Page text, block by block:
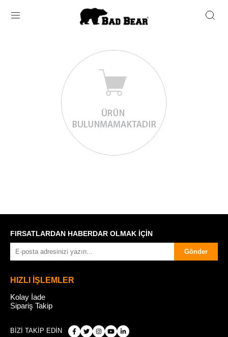
FIRSATLARDAN HABERDAR OLMAK İÇİN
Gönder
HIZLI İŞLEMLER
Kolay İade
Sipariş Takip
BİZİ TAKİP EDİN